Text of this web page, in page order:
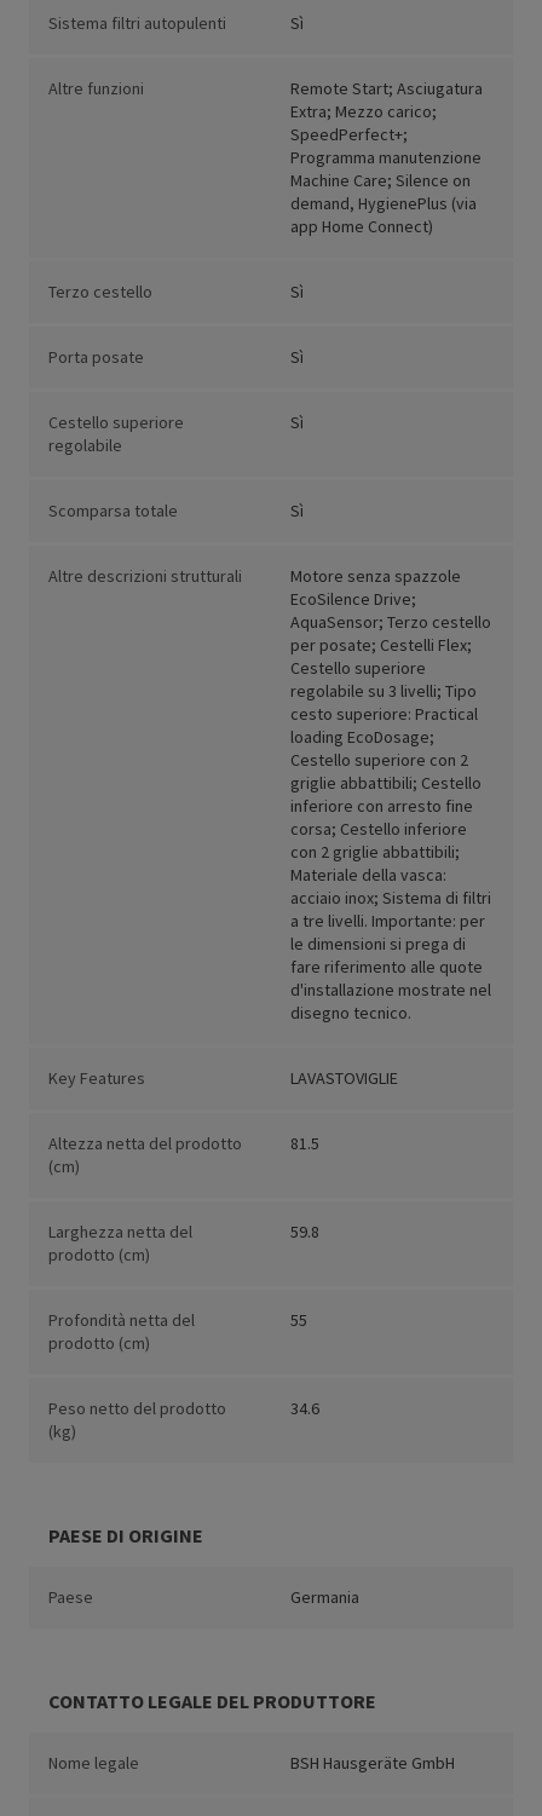
Sistema filtri autopulenti Sì
Altre funzioni
Remote Start; Asciugatura
Extra; Mezzo carico;
SpeedPerfect+;
Programma manutenzione
Machine Care; Silence on
demand, HygienePlus (via
app Home Connect)
Terzo cestello Sì
Porta posate Sì
Cestello superiore
regolabile
Sì
Scomparsa totale Sì
Altre descrizioni strutturali
Motore senza spazzole
EcoSilence Drive;
AquaSensor; Terzo cestello
per posate; Cestelli Flex;
Cestello superiore
regolabile su 3 livelli; Tipo
cesto superiore: Practical
loading EcoDosage;
Cestello superiore con 2
griglie abbattibili; Cestello
inferiore con arresto fine
corsa; Cestello inferiore
con 2 griglie abbattibili;
Materiale della vasca:
acciaio inox; Sistema di filtri
a tre livelli. Importante: per
le dimensioni si prega di
fare riferimento alle quote
d'installazione mostrate nel
disegno tecnico.
Key Features LAVASTOVIGLIE
Altezza netta del prodotto
(cm)
81.5
Larghezza netta del
prodotto (cm)
59.8
Profondità netta del
prodotto (cm)
55
Peso netto del prodotto
(kg)
34.6
PAESE DI ORIGINE
Paese Germania
CONTATTO LEGALE DEL PRODUTTORE
Nome legale BSH Hausgeräte GmbH